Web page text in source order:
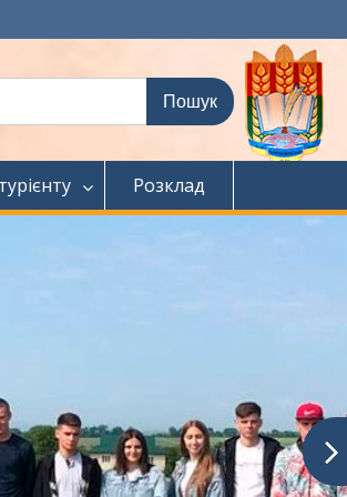
Розклад